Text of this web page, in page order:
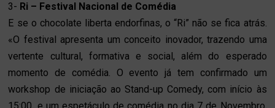
3- Ri – Festival Nacional de Comédia
E se o chocolate liberta endorfinas, o “Ri” não se fica atrás.
«O festival apresenta um conceito inovador, trazendo uma
vertente cultural, formativa e social, além do esperado
momento de comédia. O evento já tem confirmado um
workshop de iniciação ao Stand-up Comedy, com início às